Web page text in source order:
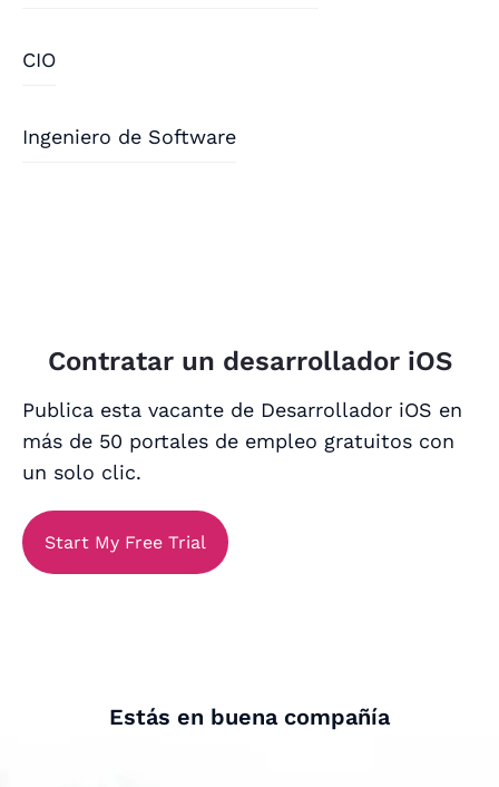
CIO
Ingeniero de Software
Contratar un desarrollador iOS
Publica esta vacante de Desarrollador iOS en
más de 50 portales de empleo gratuitos con
un solo clic.
Start My Free Trial
Estás en buena compañía